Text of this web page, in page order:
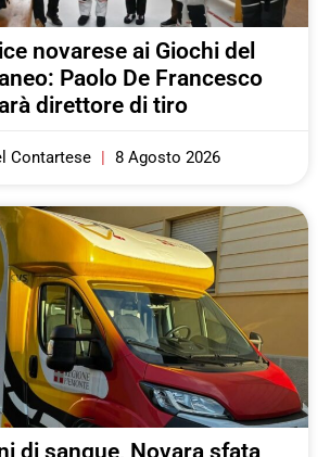
novarese ai Giochi del
Paolo De Francesco
direttore di tiro
Contartese 8 Agosto 2026
di sangue, Novara sfata